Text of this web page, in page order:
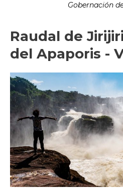
Gobernación
Raudal de
del Apaporis -